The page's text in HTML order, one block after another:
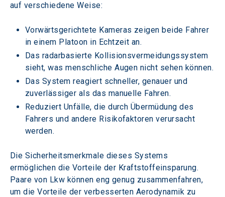
auf verschiedene Weise:
Vorwärtsgerichtete Kameras zeigen beide Fahrer
in einem Platoon in Echtzeit an.
Das radarbasierte Kollisionsvermeidungssystem
sieht, was menschliche Augen nicht sehen können.
Das System reagiert schneller, genauer und
zuverlässiger als das manuelle Fahren.
Reduziert Unfälle, die durch Übermüdung des
Fahrers und andere Risikofaktoren verursacht
werden.
Die Sicherheitsmerkmale dieses Systems
ermöglichen die Vorteile der Kraftstoffeinsparung.
Paare von Lkw können eng genug zusammenfahren,
um die Vorteile der verbesserten Aerodynamik zu